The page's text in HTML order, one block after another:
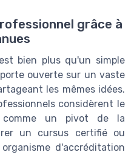
grâce à
bien plus qu'un simple
ouverte sur un vaste
les mêmes idées.
considèrent le
comme un pivot de la
un cursus certifié ou
d'accréditation